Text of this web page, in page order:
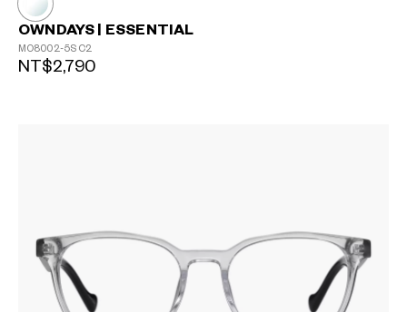
OWNDAYS | ESSENTIAL
MO8002-5S C2
NT$2,790